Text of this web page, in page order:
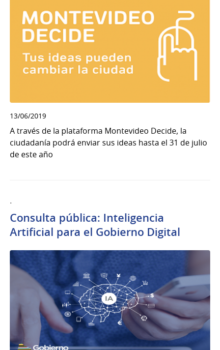
13/06/2019
A través de la plataforma Montevideo Decide, la
ciudadanía podrá enviar sus ideas hasta el 31 de julio
de este año
.
Consulta pública: Inteligencia
Artificial para el Gobierno Digital